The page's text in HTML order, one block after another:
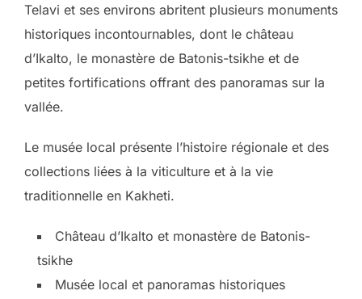
Telavi et ses environs abritent plusieurs monuments
historiques incontournables, dont le château
d’Ikalto, le monastère de Batonis-tsikhe et de
petites fortifications offrant des panoramas sur la
vallée.
Le musée local présente l’histoire régionale et des
collections liées à la viticulture et à la vie
traditionnelle en Kakheti.
Château d’Ikalto et monastère de Batonis-
tsikhe
Musée local et panoramas historiques